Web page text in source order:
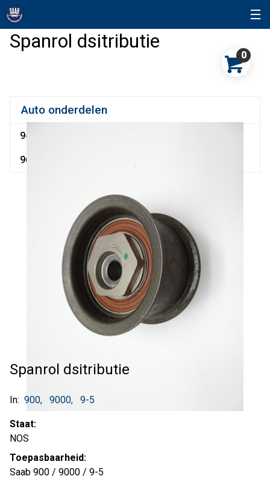
Spanrol dsitributie
0
Auto onderdelen
9-3
96 Sonett
Spanrol dsitributie
In: 900 9000 9-5
Staat:
NOS
Toepasbaarheid:
Saab 900 / 9000 / 9-5